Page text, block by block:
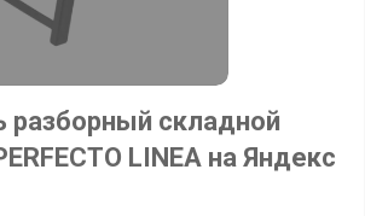
разборный складной
LINEA на Яндекс